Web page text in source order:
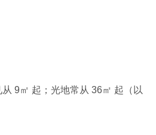
9㎡ 起；光地常从 36㎡ 起（以